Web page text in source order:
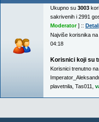
Ukupno su 3003
sakrivenih i 2991
Moderator] ::
Najviše korisnika
04:18
Korisnici koji su
Korisnici trenutno
plavetnila Tas011